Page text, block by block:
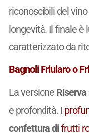
riconoscibili del
longevità. Il finale è
caratterizzato da
Bagnoli Friularo o
La versione Riserva
e profondità. I
confettura difrutti